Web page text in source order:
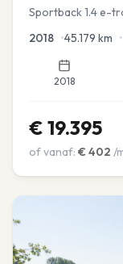
Sportback 1.4 e-
2018 •45.179 km •
2018
€ 19.395
of vanaf: € 402 /